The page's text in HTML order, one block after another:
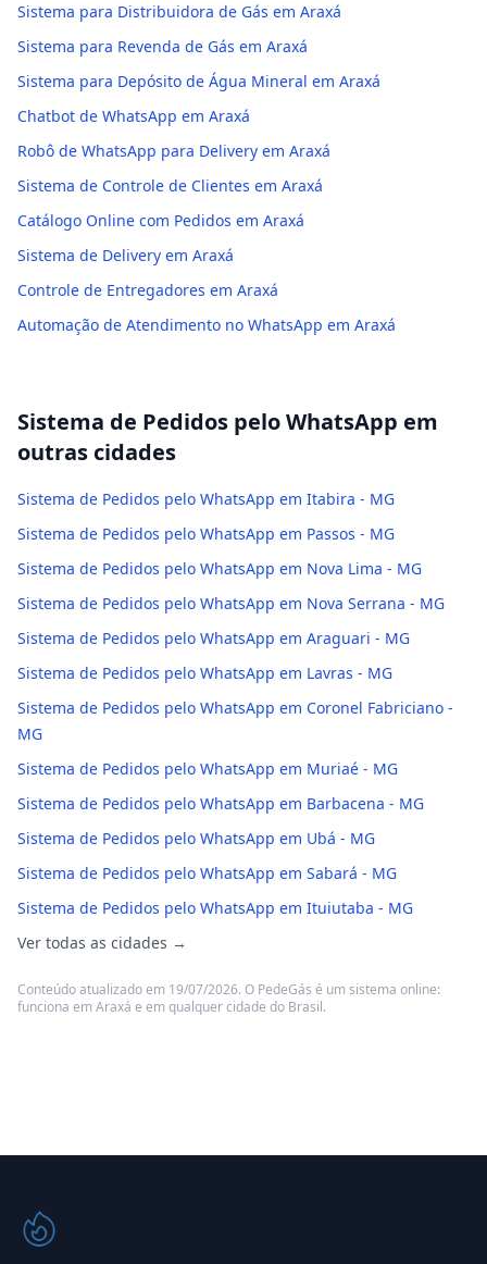
Sistema para Distribuidora de Gás em Araxá
Sistema para Revenda de Gás em Araxá
Sistema para Depósito de Água Mineral em Araxá
Chatbot de WhatsApp em Araxá
Robô de WhatsApp para Delivery em Araxá
Sistema de Controle de Clientes em Araxá
Catálogo Online com Pedidos em Araxá
Sistema de Delivery em Araxá
Controle de Entregadores em Araxá
Automação de Atendimento no WhatsApp em Araxá
Sistema de Pedidos pelo WhatsApp em
outras cidades
Sistema de Pedidos pelo WhatsApp em Itabira - MG
Sistema de Pedidos pelo WhatsApp em Passos - MG
Sistema de Pedidos pelo WhatsApp em Nova Lima - MG
Sistema de Pedidos pelo WhatsApp em Nova Serrana - MG
Sistema de Pedidos pelo WhatsApp em Araguari - MG
Sistema de Pedidos pelo WhatsApp em Lavras - MG
Sistema de Pedidos pelo WhatsApp em Coronel Fabriciano -
MG
Sistema de Pedidos pelo WhatsApp em Muriaé - MG
Sistema de Pedidos pelo WhatsApp em Barbacena - MG
Sistema de Pedidos pelo WhatsApp em Ubá - MG
Sistema de Pedidos pelo WhatsApp em Sabará - MG
Sistema de Pedidos pelo WhatsApp em Ituiutaba - MG
Ver todas as cidades →
Conteúdo atualizado em 19/07/2026. O PedeGás é um sistema online:
funciona em Araxá e em qualquer cidade do Brasil.